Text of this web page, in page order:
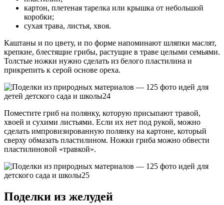
картон, плетеная тарелка или крышка от небольшой
коробки;
сухая трава, листья, хвоя.
Каштаны и по цвету, и по форме напоминают шляпки маслят,
крепкие, блестящие грибы, растущие в траве целыми семьями.
Толстые ножки нужно сделать из белого пластилина и
прикрепить к серой основе ореха.
Поместите гриб на полянку, которую присыпают травой,
хвоей и сухими листьями. Если их нет под рукой, можно
сделать импровизированную полянку на картоне, который
сверху обмазать пластилином. Ножки гриба можно обвести
пластилиновой «травкой».
Поделки из желудей